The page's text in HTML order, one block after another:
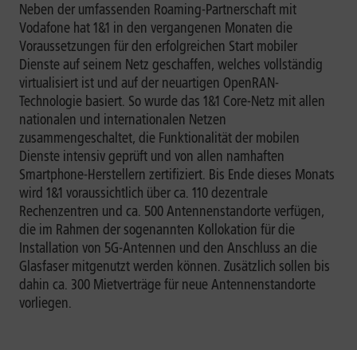
Neben der umfassenden Roaming-Partnerschaft mit
Vodafone hat 1&1 in den vergangenen Monaten die
Voraussetzungen für den erfolgreichen Start mobiler
Dienste auf seinem Netz geschaffen, welches vollständig
virtualisiert ist und auf der neuartigen OpenRAN-
Technologie basiert. So wurde das 1&1 Core-Netz mit allen
nationalen und internationalen Netzen
zusammengeschaltet, die Funktionalität der mobilen
Dienste intensiv geprüft und von allen namhaften
Smartphone-Herstellern zertifiziert. Bis Ende dieses Monats
wird 1&1 voraussichtlich über ca. 110 dezentrale
Rechenzentren und ca. 500 Antennenstandorte verfügen,
die im Rahmen der sogenannten Kollokation für die
Installation von 5G-Antennen und den Anschluss an die
Glasfaser mitgenutzt werden können. Zusätzlich sollen bis
dahin ca. 300 Mietverträge für neue Antennenstandorte
vorliegen.